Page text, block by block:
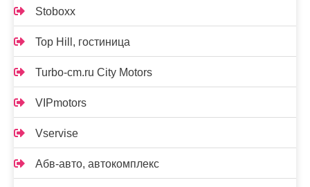
Stoboxx
Top Hill, гостиница
Turbo-cm.ru City Motors
VIPmotors
Vservise
Абв-авто, автокомплекс